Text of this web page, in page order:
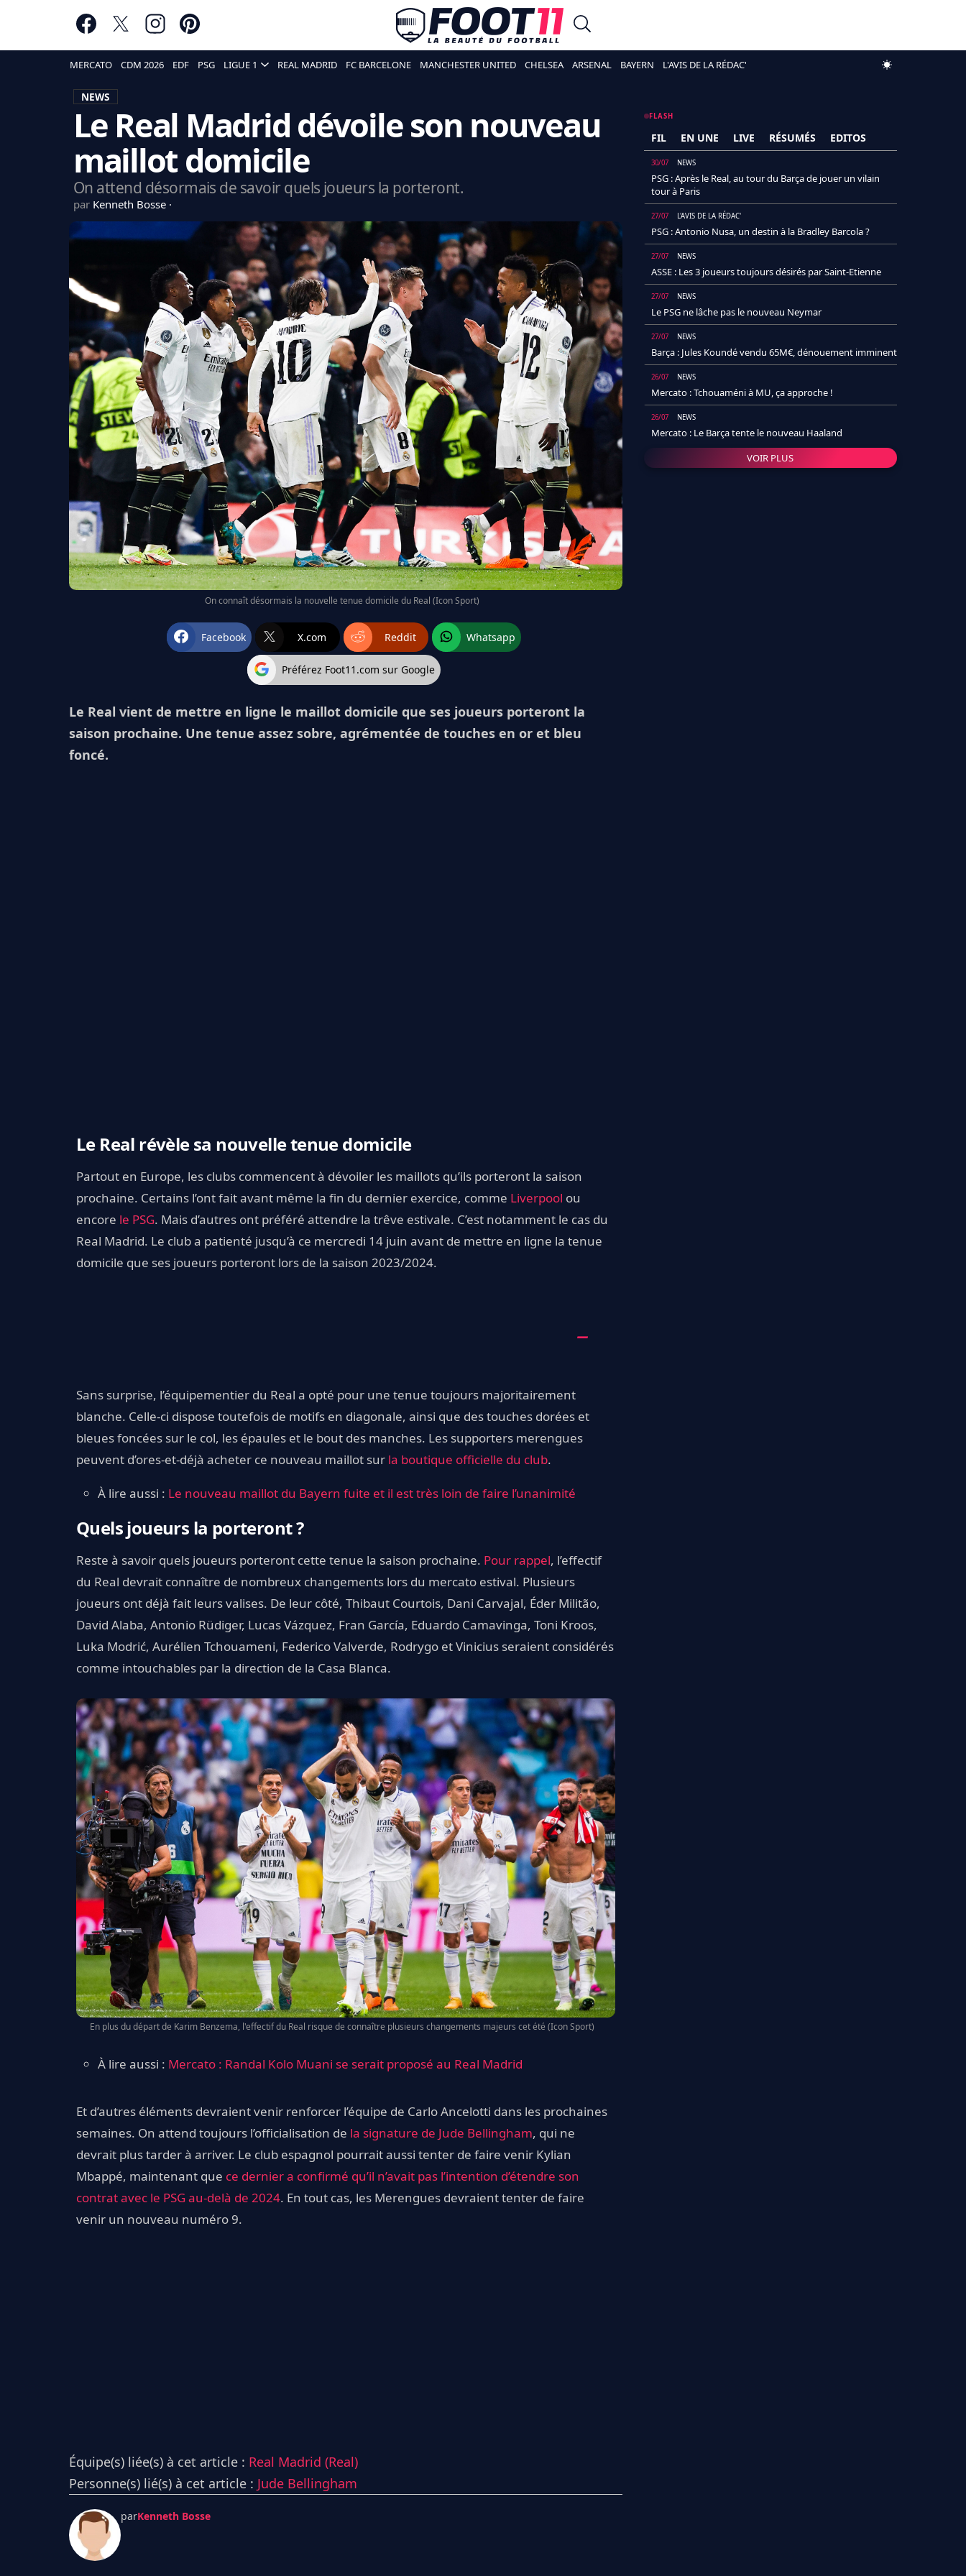
MERCATO CDM 2026 EDF PSG LIGUE 1 REAL MADRID FC BARCELONE MANCHESTER UNITED CHELSEA ARSENAL BAYERN L'AVIS DE LA RÉDAC'
NEWS
Le Real Madrid dévoile son nouveau
maillot domicile
On attend désormais de savoir quels joueurs la porteront.
par Kenneth Bosse
On connaît désormais la nouvelle tenue domicile du Real (Icon Sport)
Facebook X.com Reddit Whatsapp
Préférez Foot11.com sur Google
Le Real vient de mettre en ligne le maillot domicile que ses joueurs porteront la
saison prochaine. Une tenue assez sobre, agrémentée de touches en or et bleu
foncé.
Le Real révèle sa nouvelle tenue domicile
Partout en Europe, les clubs commencent à dévoiler les maillots qu’ils porteront la saison
prochaine. Certains l’ont fait avant même la fin du dernier exercice, comme Liverpool ou
encore le PSG. Mais d’autres ont préféré attendre la trêve estivale. C’est notamment le cas du
Real Madrid. Le club a patienté jusqu’à ce mercredi 14 juin avant de mettre en ligne la tenue
domicile que ses joueurs porteront lors de la saison 2023/2024.
Sans surprise, l’équipementier du Real a opté pour une tenue toujours majoritairement
blanche. Celle-ci dispose toutefois de motifs en diagonale, ainsi que des touches dorées et
bleues foncées sur le col, les épaules et le bout des manches. Les supporters merengues
peuvent d’ores-et-déjà acheter ce nouveau maillot sur la boutique officielle du club.
À lire aussi : Le nouveau maillot du Bayern fuite et il est très loin de faire l’unanimité
Quels joueurs la porteront ?
Reste à savoir quels joueurs porteront cette tenue la saison prochaine. Pour rappel, l’effectif
du Real devrait connaître de nombreux changements lors du mercato estival. Plusieurs
joueurs ont déjà fait leurs valises. De leur côté, Thibaut Courtois, Dani Carvajal, Éder Militão,
David Alaba, Antonio Rüdiger, Lucas Vázquez, Fran García, Eduardo Camavinga, Toni Kroos,
Luka Modrić, Aurélien Tchouameni, Federico Valverde, Rodrygo et Vinicius seraient considérés
comme intouchables par la direction de la Casa Blanca.
En plus du départ de Karim Benzema, l'effectif du Real risque de connaître plusieurs changements majeurs cet été (Icon Sport)
À lire aussi : Mercato : Randal Kolo Muani se serait proposé au Real Madrid
Et d’autres éléments devraient venir renforcer l’équipe de Carlo Ancelotti dans les prochaines
semaines. On attend toujours l’officialisation de la signature de Jude Bellingham, qui ne
devrait plus tarder à arriver. Le club espagnol pourrait aussi tenter de faire venir Kylian
Mbappé, maintenant que ce dernier a confirmé qu’il n’avait pas l’intention d’étendre son
contrat avec le PSG au-delà de 2024. En tout cas, les Merengues devraient tenter de faire
venir un nouveau numéro 9.
Équipe(s) liée(s) à cet article : Real Madrid (Real)
Personne(s) lié(s) à cet article : Jude Bellingham
parKenneth Bosse
FLASH
FIL EN UNE LIVE RÉSUMÉS EDITOS
30/07 NEWS
PSG : Après le Real, au tour du Barça de jouer un vilain
tour à Paris
27/07 L'AVIS DE LA RÉDAC'
PSG : Antonio Nusa, un destin à la Bradley Barcola ?
27/07 NEWS
ASSE : Les 3 joueurs toujours désirés par Saint-Etienne
27/07 NEWS
Le PSG ne lâche pas le nouveau Neymar
27/07 NEWS
Barça : Jules Koundé vendu 65M€, dénouement imminent
26/07 NEWS
Mercato : Tchouaméni à MU, ça approche !
26/07 NEWS
Mercato : Le Barça tente le nouveau Haaland
VOIR PLUS